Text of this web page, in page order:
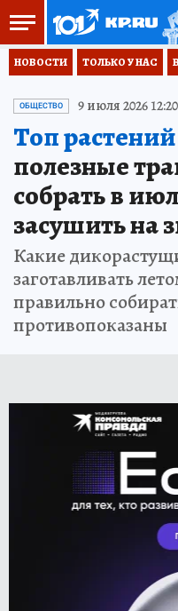
НОВОСТИ ТОЛЬКО У НАС
ОБЩЕСТВО 9 июля 2026 12:20
Топ
полезные
собрать в
засушить на
Какие
заготавливать
правильно
противопоказаны